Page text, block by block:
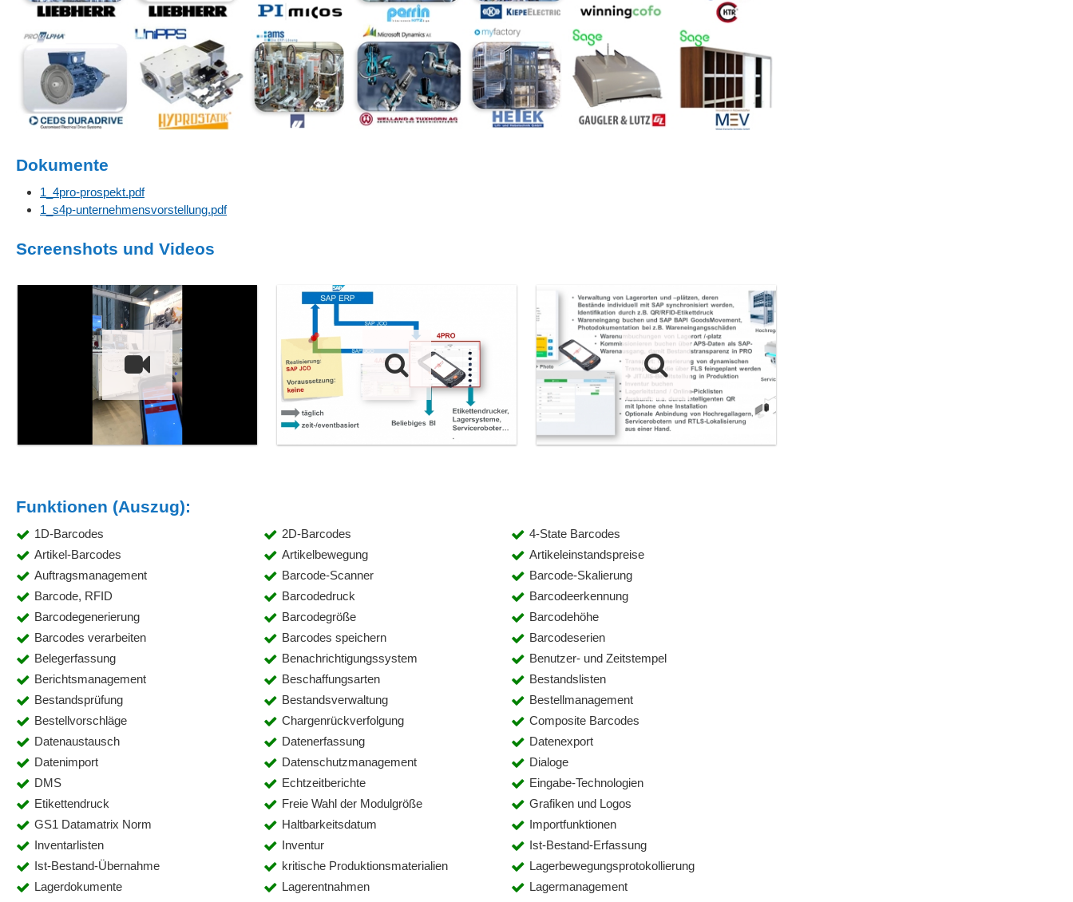
Dokumente
1_4pro-prospekt.pdf
1_s4p-unternehmensvorstellung.pdf
Screenshots und Videos
Funktionen (Auszug):
1D-Barcodes 2D-Barcodes
4-State Barcodes
Artikel-Barcodes
Artikelbewegung
Artikeleinstandspreise
Auftragsmanagement
Barcode-Scanner
Barcode-Skalierung
Barcode, RFID
Barcodedruck
Barcodeerkennung
Barcodegenerierung
Barcodegröße
Barcodehöhe
Barcodes verarbeiten
Barcodes speichern
Barcodeserien
Belegerfassung
Benachrichtigungssystem
Benutzer- und Zeitstempel
Berichtsmanagement
Beschaffungsarten
Bestandslisten
Bestandsprüfung
Bestandsverwaltung
Bestellmanagement
Bestellvorschläge
Chargenrückverfolgung
Composite Barcodes
Datenaustausch
Datenerfassung
Datenexport
Datenimport
Datenschutzmanagement
Dialoge
DMS
Echtzeitberichte
Eingabe-Technologien
Etikettendruck
Freie Wahl der Modulgröße
Grafiken und Logos
GS1 Datamatrix Norm
Haltbarkeitsdatum
Importfunktionen
Inventarlisten
Inventur
Ist-Bestand-Erfassung
Ist-Bestand-Übernahme
kritische Produktionsmaterialien
Lagerbewegungsprotokollierung
Lagerdokumente
Lagerentnahmen
Lagermanagement